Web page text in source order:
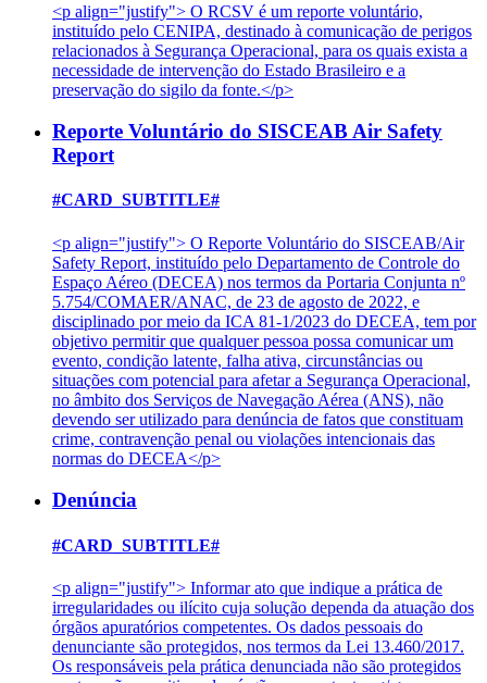
<p align="justify"> O RCSV é um reporte voluntário,
instituído pelo CENIPA, destinado à comunicação de perigos
relacionados à Segurança Operacional, para os quais exista a
necessidade de intervenção do Estado Brasileiro e a
preservação do sigilo da fonte.</p>
Reporte Voluntário do SISCEAB Air Safety
Report
#CARD_SUBTITLE#
<p align="justify"> O Reporte Voluntário do SISCEAB/Air
Safety Report, instituído pelo Departamento de Controle do
Espaço Aéreo (DECEA) nos termos da Portaria Conjunta nº
5.754/COMAER/ANAC, de 23 de agosto de 2022, e
disciplinado por meio da ICA 81-1/2023 do DECEA, tem por
objetivo permitir que qualquer pessoa possa comunicar um
evento, condição latente, falha ativa, circunstâncias ou
situações com potencial para afetar a Segurança Operacional,
no âmbito dos Serviços de Navegação Aérea (ANS), não
devendo ser utilizado para denúncia de fatos que constituam
crime, contravenção penal ou violações intencionais das
normas do DECEA</p>
Denúncia
#CARD_SUBTITLE#
<p align="justify"> Informar ato que indique a prática de
irregularidades ou ilícito cuja solução dependa da atuação dos
órgãos apuratórios competentes. Os dados pessoais do
denunciante são protegidos, nos termos da Lei 13.460/2017.
Os responsáveis pela prática denunciada não são protegidos